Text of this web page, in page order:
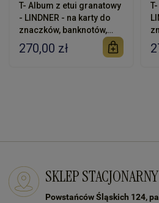
T- Album z etui granatowy
- LINDNER - na karty do
znaczków, banknotów,
akcji
270,00 zł
SKLEP STACJONARNY
Powstańców Śląskich 124,